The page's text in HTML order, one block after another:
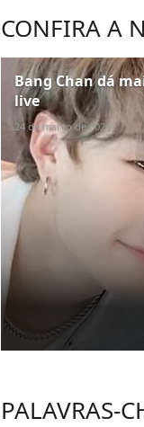
CONFIRA A
Bang Chan dá
live
24 de março de 2020
PALAVRAS-